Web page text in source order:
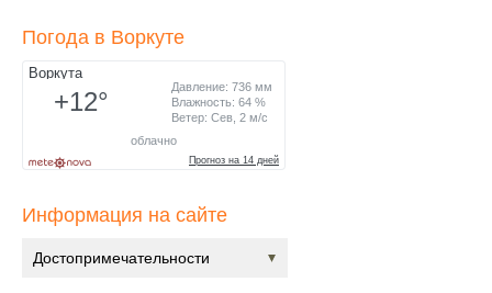
Погода в Воркуте
Информация на сайте
Достопримечательности